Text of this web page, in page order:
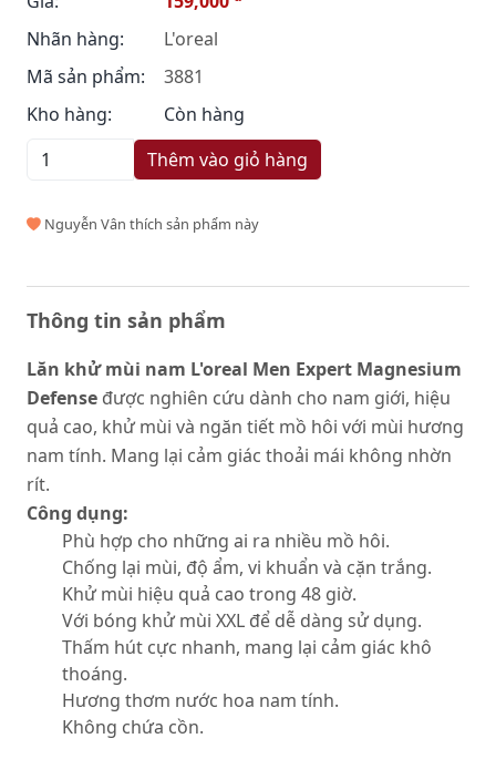
Nhãn hàng:
L'oreal
Mã sản phẩm:
3881
Kho hàng:
Còn hàng
Thêm vào giỏ hàng
Nguyễn Vân thích sản phẩm này
Thông tin sản phẩm
Lăn khử mùi nam L'oreal Men Expert Magnesium
Defense được nghiên cứu dành cho nam giới, hiệu
quả cao, khử mùi và ngăn tiết mồ hôi với mùi hương
nam tính. Mang lại cảm giác thoải mái không nhờn
rít.
Công dụng:
Phù hợp cho những ai ra nhiều mồ hôi.
Chống lại mùi, độ ẩm, vi khuẩn và cặn trắng.
Khử mùi hiệu quả cao trong 48 giờ.
Với bóng khử mùi XXL để dễ dàng sử dụng.
Thấm hút cực nhanh, mang lại cảm giác khô
thoáng.
Hương thơm nước hoa nam tính.
Không chứa cồn.